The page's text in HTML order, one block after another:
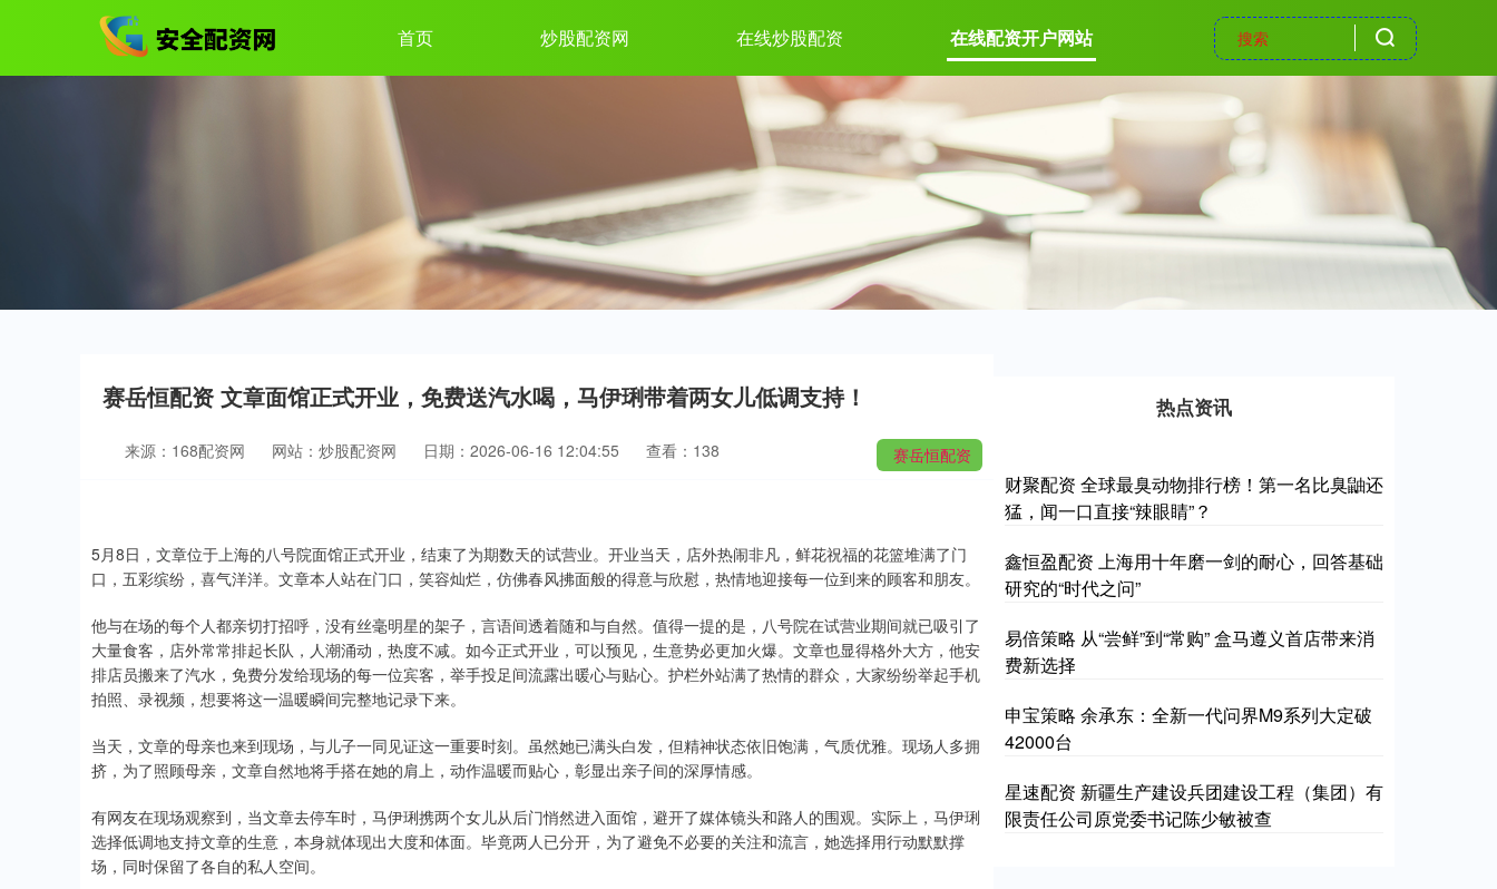
首页 炒股配资网 在线炒股配资 在线配资开户网站
赛岳恒配资 文章面馆正式开业，免费送汽水喝，马伊琍带着两女儿低调支持！
赛岳恒配资
来源：168配资网 网站：炒股配资网 日期：2026-06-16 12:04:55 查看：138
5月8日，文章位于上海的八号院面馆正式开业，结束了为期数天的试营业。开业当天，店外热闹非凡，鲜花祝福的花篮堆满了门
口，五彩缤纷，喜气洋洋。文章本人站在门口，笑容灿烂，仿佛春风拂面般的得意与欣慰，热情地迎接每一位到来的顾客和朋友。
他与在场的每个人都亲切打招呼，没有丝毫明星的架子，言语间透着随和与自然。值得一提的是，八号院在试营业期间就已吸引了
大量食客，店外常常排起长队，人潮涌动，热度不减。如今正式开业，可以预见，生意势必更加火爆。文章也显得格外大方，他安
排店员搬来了汽水，免费分发给现场的每一位宾客，举手投足间流露出暖心与贴心。护栏外站满了热情的群众，大家纷纷举起手机
拍照、录视频，想要将这一温暖瞬间完整地记录下来。
当天，文章的母亲也来到现场，与儿子一同见证这一重要时刻。虽然她已满头白发，但精神状态依旧饱满，气质优雅。现场人多拥
挤，为了照顾母亲，文章自然地将手搭在她的肩上，动作温暖而贴心，彰显出亲子间的深厚情感。
有网友在现场观察到，当文章去停车时，马伊琍携两个女儿从后门悄然进入面馆，避开了媒体镜头和路人的围观。实际上，马伊琍
选择低调地支持文章的生意，本身就体现出大度和体面。毕竟两人已分开，为了避免不必要的关注和流言，她选择用行动默默撑
场，同时保留了各自的私人空间。
热点资讯
财聚配资 全球最臭动物排行榜！第一名比臭鼬还
猛，闻一口直接“辣眼睛”？
鑫恒盈配资 上海用十年磨一剑的耐心，回答基础
研究的“时代之问”
易倍策略 从“尝鲜”到“常购” 盒马遵义首店带来消
费新选择
申宝策略 余承东：全新一代问界M9系列大定破
42000台
星速配资 新疆生产建设兵团建设工程（集团）有
限责任公司原党委书记陈少敏被查